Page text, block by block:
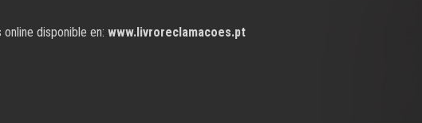
disponible en: www.livroreclamacoes.pt